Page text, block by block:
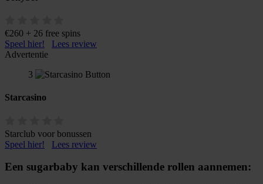
€260 + 26 free spins
Speel hier!
Lees review
Advertentie
3
Starcasino
Starclub voor bonussen
Speel hier!
Lees review
Een sugarbaby kan verschillende rollen aannemen: